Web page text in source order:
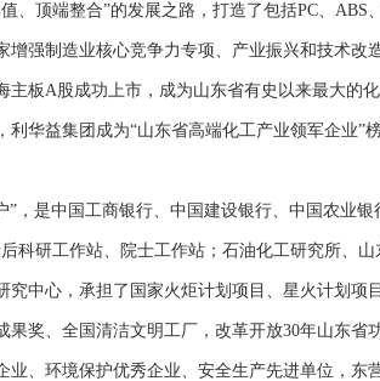
、顶端整合”的发展之路，打造了包括PC、ABS
强制造业核心竞争力专项、产业振兴和技术改
板A股成功上市，成为山东省有史以来最大的
华益集团成为“山东省高端化工产业领军企业”
是中国工商银行、中国建设银行、中国农业银
科研工作站、院士工作站；石油化工研究所、
中心，承担了国家火炬计划项目、星火计划项
奖、全国清洁文明工厂，改革开放30年山东省
、环境保护优秀企业、安全生产先进单位，东